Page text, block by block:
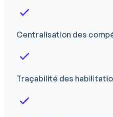
Centralisation des
Traçabilité des